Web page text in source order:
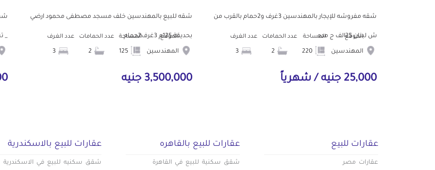
شقه مفروشه للإيجار بالمهندسين 3غرف و2حمام بالقرب من
ش لبنان 25الف ج مده
الموقع
المهندسين
المساحة عدد الحمامات عدد الغرف
25,000 جنيه / شهرياً
شقه للبيع بالمهندسين خلف مسجد مصطفى محمود ارضي
بحديقة 125م 3غرف2حمامالموقع
المهندسين
المساحة عدد الحمامات عدد الغرف
3,500,000 جنيه
_
عقارات للبيع
عقارات مصر
عقارات للبيع بالقاهره
شقق سكنية للبيع في القاهرة
عقارات للبيع بالاسكندرية
شقق سكنيه للبيع في الاسكندرية